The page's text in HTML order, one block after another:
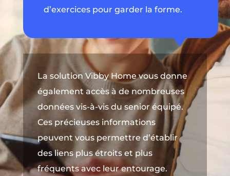
d’exercices pour garder la forme.
La solution Vibby Home vous donne
également accès à de nombreuses
données vis-à-vis du senior équipé.
Ces précieuses informations
peuvent vous permettre d’établir
des liens plus étroits et plus
fréquents avec leur entourage.